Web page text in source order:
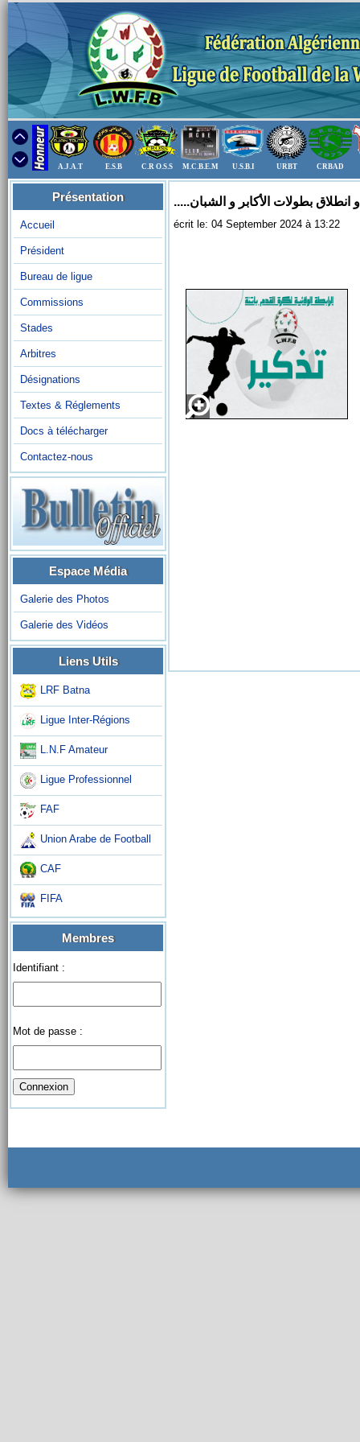
A.J.A.T E.S.B C.R O.S.S M.C.B.E.M U.S.B.I URBT CRBAD
Présentation
Accueil
Président
Bureau de ligue
Commissions
Stades
Arbitres
Désignations
Textes & Réglements
Docs à télécharger
Contactez-nous
Espace Média
Galerie des Photos
Galerie des Vidéos
Liens Utils
LRF Batna
Ligue Inter-Régions
L.N.F Amateur
Ligue Professionnel
FAF
Union Arabe de Football
CAF
FIFA
Membres
Identifiant :
Mot de passe :
بطولات الأكابر و الشبان
écrit le: 04 September 2024 à 13:22